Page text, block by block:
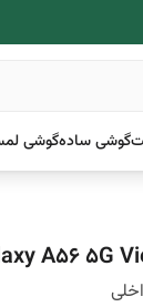
گوشی سادهگوشی
A56 5G